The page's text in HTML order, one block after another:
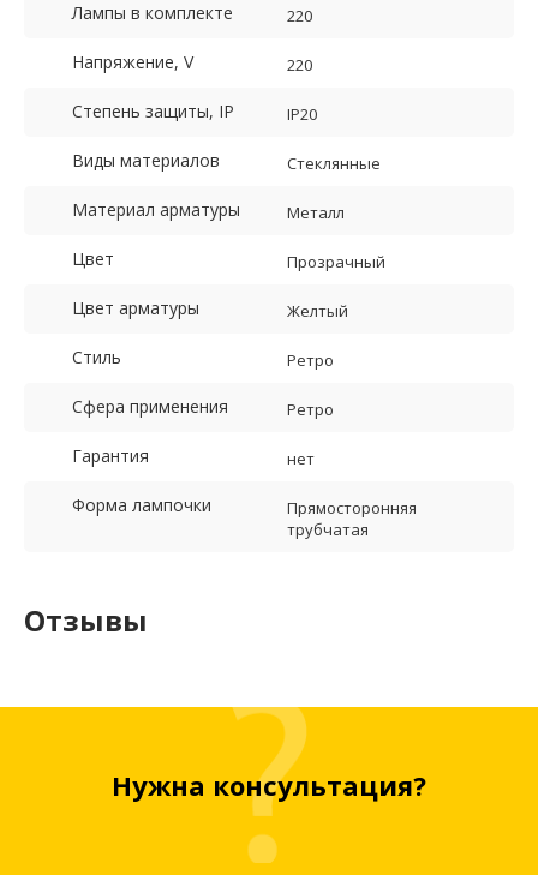
Лампы в комплекте 220
Напряжение, V 220
Степень защиты, IP IP20
Виды материалов Стеклянные
Материал арматуры Металл
Цвет Прозрачный
Цвет арматуры Желтый
Стиль Ретро
Сфера применения Ретро
Гарантия нет
Форма лампочки
Прямосторонняя
трубчатая
Отзывы
Нужна консультация?